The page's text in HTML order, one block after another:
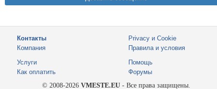
Контакты
Компания
Privacy и Cookie
Правила и условия
Услуги
Как оплатить
Помощь
Форумы
© 2008-2026 VMESTE.EU - Все права защищены.